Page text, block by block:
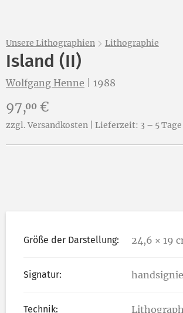
Unsere Lithographien Lithographie
Island (II)
Wolfgang Henne 1988
Preis:
97,00 €
zzgl. Versandkosten | Lieferzeit: 3 – 5 Tage
Größe der Darstellung: 24,6 × 19
Signatur:
Technik: